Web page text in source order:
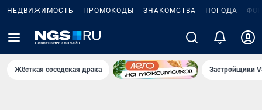
НЕДВИЖИМОСТЬ ПРОМОКОДЫ ЗНАКОМСТВА ПОГОДА
Жёсткая соседская драка Застройщики